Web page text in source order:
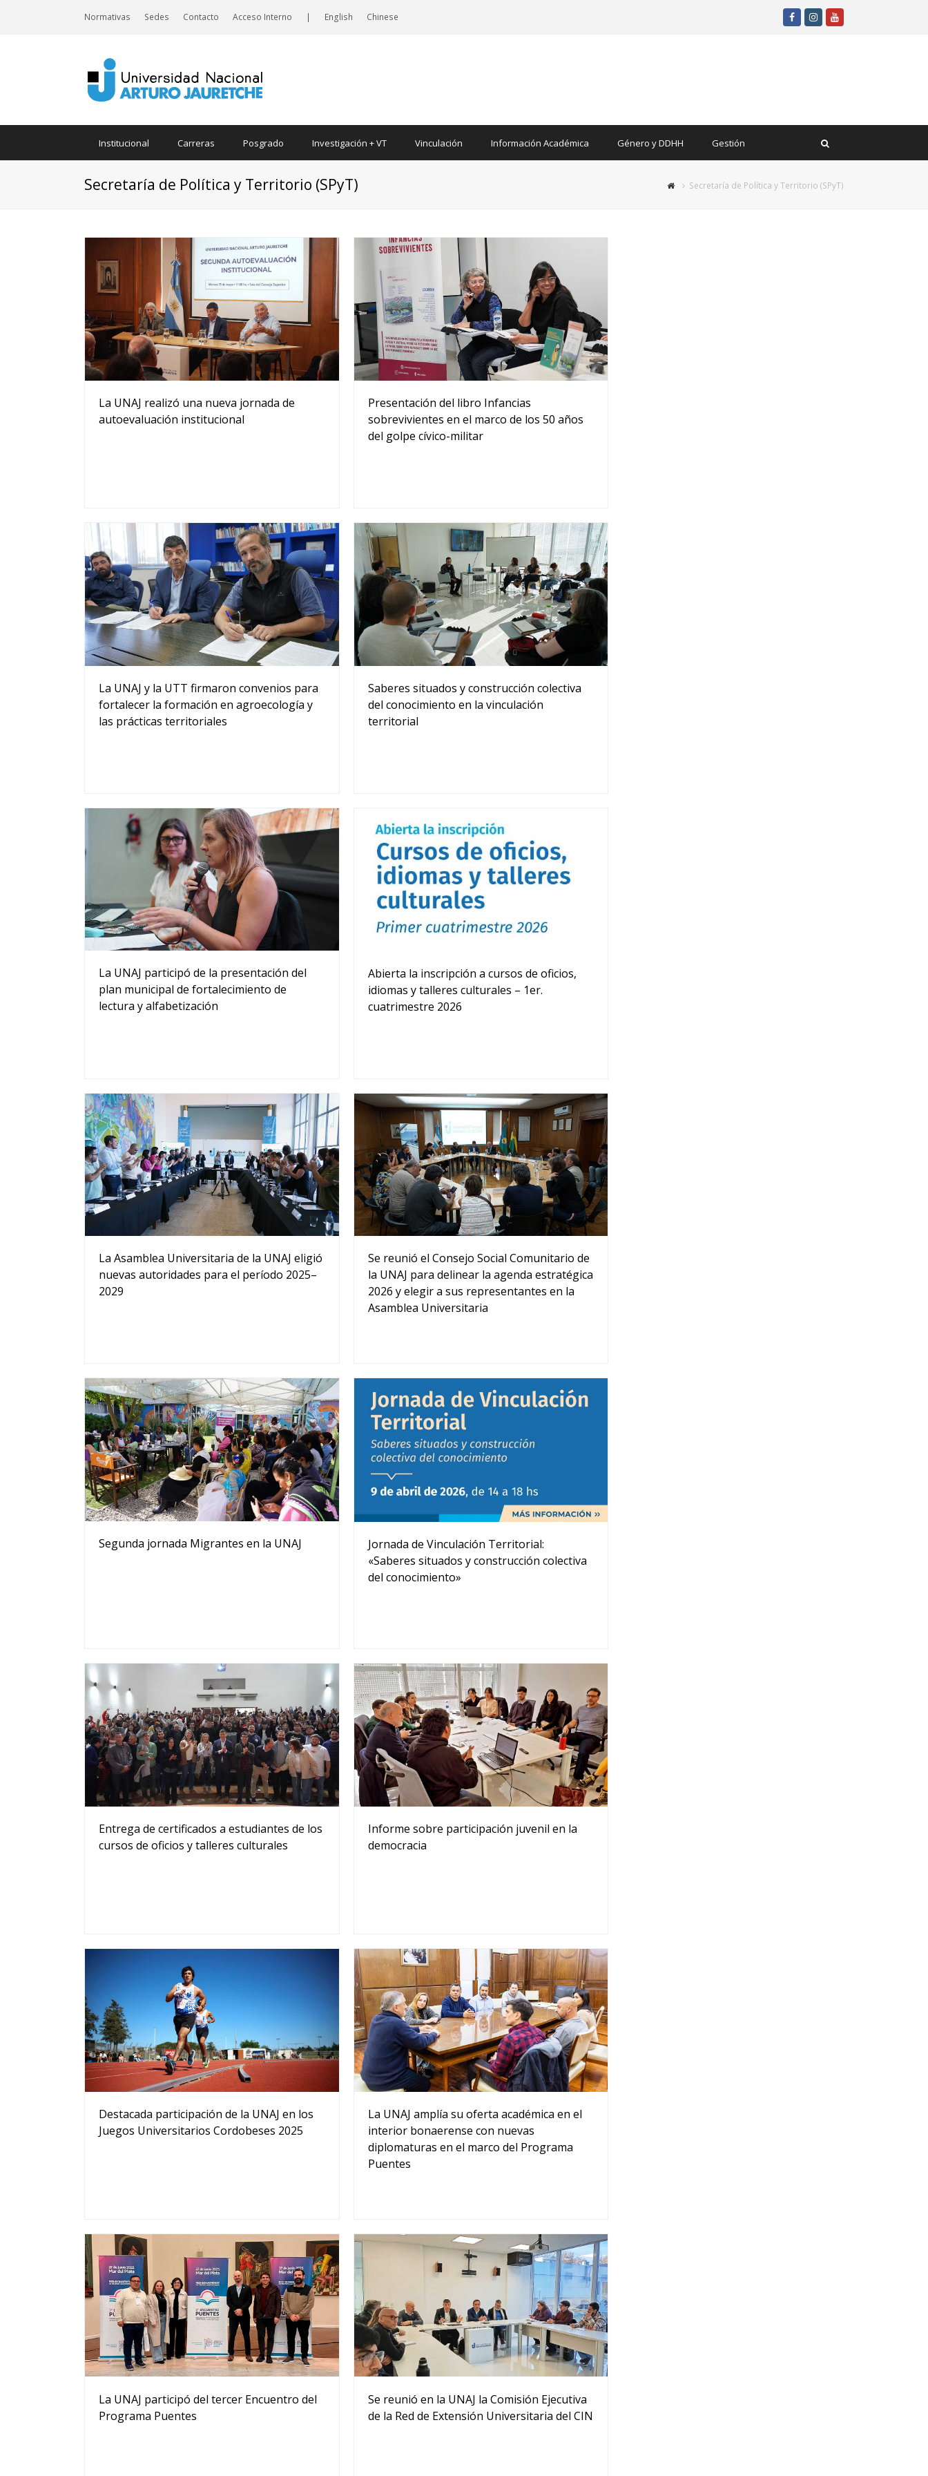
Normativas Sedes Contacto Acceso Interno | English Chinese Facebook
Instagram
Youtube
Institucional Carreras Posgrado Investigación + VT Vinculación Información Académica Género y DDHH Gestión
Secretaría de Política y Territorio (SPyT) Secretaría de Política y Territorio (SPyT)
La UNAJ realizó una nueva jornada de
autoevaluación institucional
Presentación del libro Infancias
sobrevivientes en el marco de los 50 años
del golpe cívico-militar
La UNAJ y la UTT firmaron convenios para
fortalecer la formación en agroecología y
las prácticas territoriales
Saberes situados y construcción colectiva
del conocimiento en la vinculación
territorial
La UNAJ participó de la presentación del
plan municipal de fortalecimiento de
lectura y alfabetización
Abierta la inscripción a cursos de oficios,
idiomas y talleres culturales – 1er.
cuatrimestre 2026
La Asamblea Universitaria de la UNAJ eligió
nuevas autoridades para el período 2025–
2029
Se reunió el Consejo Social Comunitario de
la UNAJ para delinear la agenda estratégica
2026 y elegir a sus representantes en la
Asamblea Universitaria
Segunda jornada Migrantes en la UNAJ
Jornada de Vinculación Territorial:
«Saberes situados y construcción colectiva
del conocimiento»
Entrega de certificados a estudiantes de los
cursos de oficios y talleres culturales
Informe sobre participación juvenil en la
democracia
Destacada participación de la UNAJ en los
Juegos Universitarios Cordobeses 2025
La UNAJ amplía su oferta académica en el
interior bonaerense con nuevas
diplomaturas en el marco del Programa
Puentes
La UNAJ participó del tercer Encuentro del
Programa Puentes
Se reunió en la UNAJ la Comisión Ejecutiva
de la Red de Extensión Universitaria del CIN